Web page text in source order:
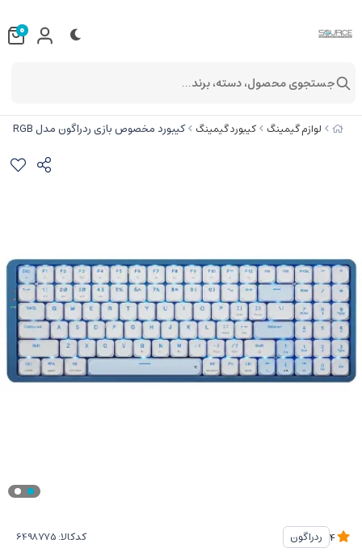
لوازم گیمینگ کیبورد گیمینگ کیبورد مخصوص بازی ردراگون مدل EVA PRO K684 WB RGB
ردراگون کدکالا:
0
جستجوی محصول، دسته، برند...